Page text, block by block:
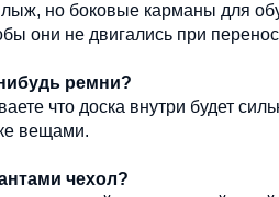
но боковые карманы для
они не двигались при
ремни?
что доска внутри будет
вещами.
чехол?